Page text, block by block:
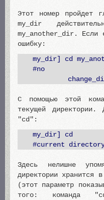
Этот номер пройдет
my_dir
my_another_dir. Если
ошибку:
my_dir] cd
#no
С помощью этой
текущей директории.
"cd":
my_dir] cd
#current
Здесь нелишне
директории хранится
(этот параметр
того: команда